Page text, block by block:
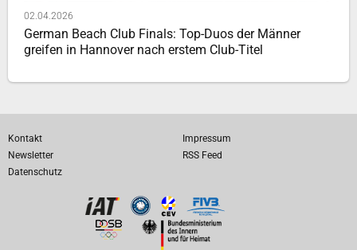
02.04.2026
German Beach Club Finals: Top-Duos der Männer
greifen in Hannover nach erstem Club-Titel
Kontakt
Impressum
Newsletter
RSS Feed
Datenschutz